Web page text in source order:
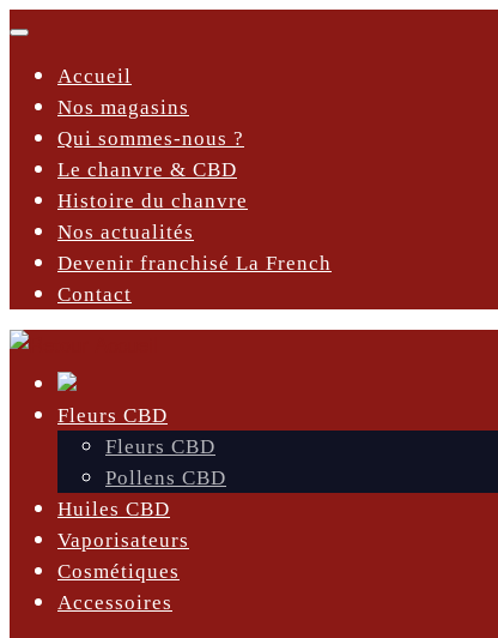
Skip
content
Menu
Accueil
Nos magasins
Qui sommes-nous ?
Le chanvre & CBD
Histoire du chanvre
Nos actualités
Devenir franchisé La French
Contact
Fleurs CBD
Fleurs CBD
Pollens CBD
Huiles CBD
Vaporisateurs
Cosmétiques
Accessoires